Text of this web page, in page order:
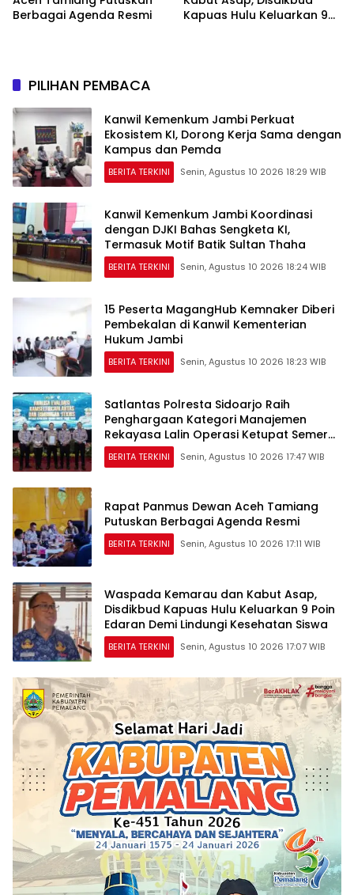
Berbagai Agenda Resmi
Kapuas Hulu Keluarkan 9
PILIHAN PEMBACA
Kanwil Kemenkum Jambi Perkuat
Ekosistem KI, Dorong Kerja Sama dengan
Kampus dan Pemda
BERITA TERKINI Senin, Agustus 10 2026 18:29 WIB
Kanwil Kemenkum Jambi Koordinasi
dengan DJKI Bahas Sengketa KI,
Termasuk Motif Batik Sultan Thaha
BERITA TERKINI Senin, Agustus 10 2026 18:24 WIB
15 Peserta MagangHub Kemnaker Diberi
Pembekalan di Kanwil Kementerian
Hukum Jambi
BERITA TERKINI Senin, Agustus 10 2026 18:23 WIB
Satlantas Polresta Sidoarjo Raih
Penghargaan Kategori Manajemen
Rekayasa Lalin Operasi Ketupat Semeru
2026
BERITA TERKINI Senin, Agustus 10 2026 17:47 WIB
Rapat Panmus Dewan Aceh Tamiang
Putuskan Berbagai Agenda Resmi
BERITA TERKINI Senin, Agustus 10 2026 17:11 WIB
Waspada Kemarau dan Kabut Asap,
Disdikbud Kapuas Hulu Keluarkan 9 Poin
Edaran Demi Lindungi Kesehatan Siswa
BERITA TERKINI Senin, Agustus 10 2026 17:07 WIB